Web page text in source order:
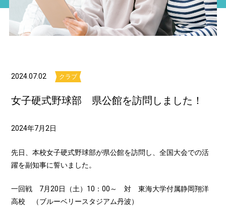
2024.07.02 クラブ
女子硬式野球部 県公館を訪問しました！
2024年7月2日
先日、本校女子硬式野球部が県公館を訪問し、全国大会での活
躍を副知事に誓いました。
一回戦 7月20日（土）10：00～ 対 東海大学付属静岡翔洋
高校 （ブルーベリースタジアム丹波）